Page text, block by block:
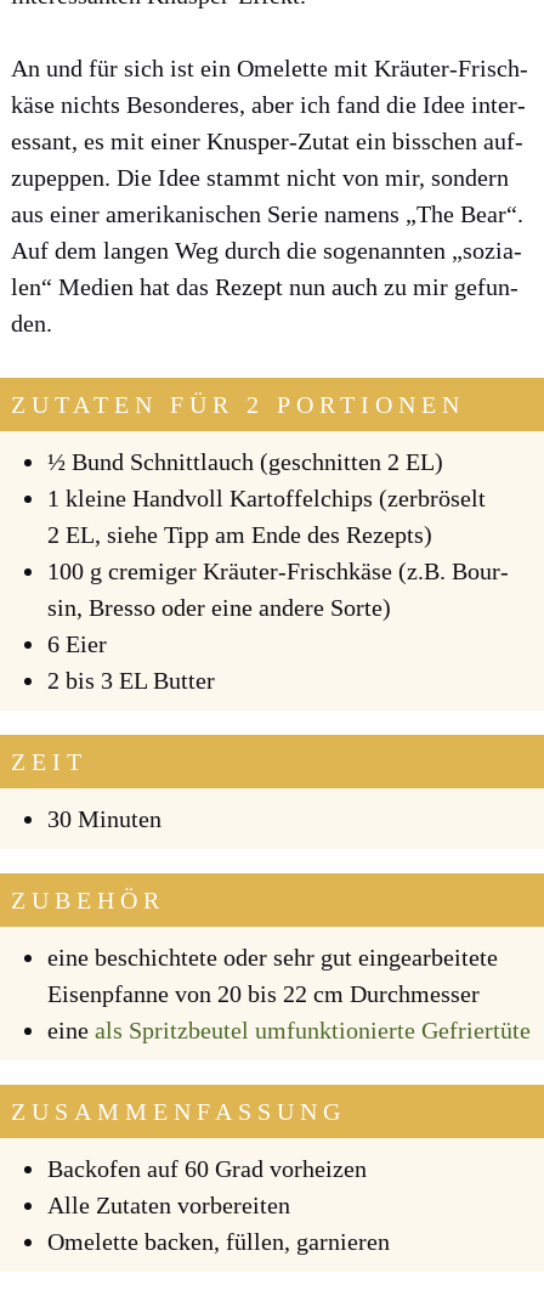
An und für sich ist ein Ome­lette mit Kräu­ter-Frisch­
kä­se nichts Beson­de­res, aber ich fand die Idee inter­
es­sant, es mit einer Knus­per-Zutat ein biss­chen auf­
zu­pep­pen. Die Idee stammt nicht von mir, son­dern
aus einer ame­ri­ka­ni­schen Serie namens „The Bear“.
Auf dem lan­gen Weg durch die soge­nann­ten „sozia­
len“ Medi­en hat das Rezept nun auch zu mir gefun­
den.
ZUTATEN FÜR 2 PORTIONEN
½ Bund Schnitt­lauch (geschnit­ten 2 EL)
1 klei­ne Hand­voll Kar­tof­fel­chips (zer­brö­selt
2 EL, sie­he Tipp am Ende des Rezepts)
100 g cre­mi­ger Kräu­ter-Frisch­kä­se (z.B. Bour­
sin, Bres­so oder eine ande­re Sor­te)
6 Eier
2 bis 3 EL But­ter
ZEIT
30 Minu­ten
ZUBEHÖR
eine beschich­te­te oder sehr gut ein­ge­ar­bei­te­te
Eisen­pfan­ne von 20 bis 22 cm Durch­mes­ser
eine als Spritz­beu­tel umfunk­tio­nier­te Gefrier­tü­te
ZUSAMMENFASSUNG
Back­ofen auf 60 Grad vor­hei­zen
Alle Zuta­ten vor­be­rei­ten
Ome­lette backen, fül­len, gar­nie­ren